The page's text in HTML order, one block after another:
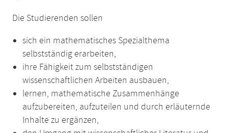
Die Studierenden sollen
sich ein mathematisches Spezialthema
selbstständig erarbeiten,
ihre Fähigkeit zum selbstständigen
wissenschaftlichen Arbeiten ausbauen,
lernen, mathematische Zusammenhänge
aufzubereiten, aufzuteilen und durch erläuternde
Inhalte zu ergänzen,